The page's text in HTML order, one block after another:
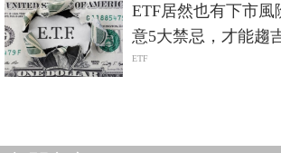
ETF居然也有下市風
意5大禁忌，才能趨
ETF